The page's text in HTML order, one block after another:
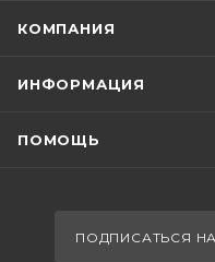
КОМПАНИЯ
ИНФОРМАЦИЯ
ПОМОЩЬ
ПОДПИСАТЬСЯ